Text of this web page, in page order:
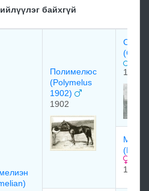
байхгүй
Полимелюс
(Polymelus
1902)
1902
1895
Мэйд
(Maid
1886